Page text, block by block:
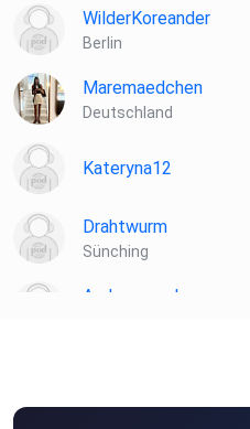
WilderKoreander
Berlin
Maremaedchen
Deutschland
Kateryna12
Drahtwurm
Sünching
Andersgesehen